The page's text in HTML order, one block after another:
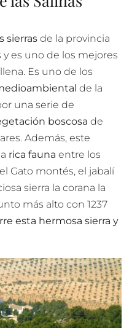
sierras de la provincia
y es uno de los mejores
Es uno de los
de la
una serie de
boscosa de
Además, este
rica fauna entre los
Gato montés, el jabalí
sierra la corana la
más alto con 1237
esta hermosa sierra y